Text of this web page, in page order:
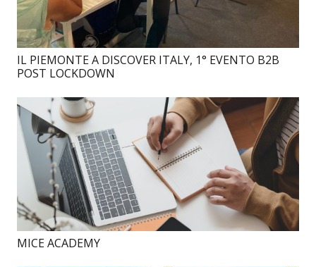
IL PIEMONTE A DISCOVER ITALY, 1° EVENTO B2B
POST LOCKDOWN
MICE ACADEMY